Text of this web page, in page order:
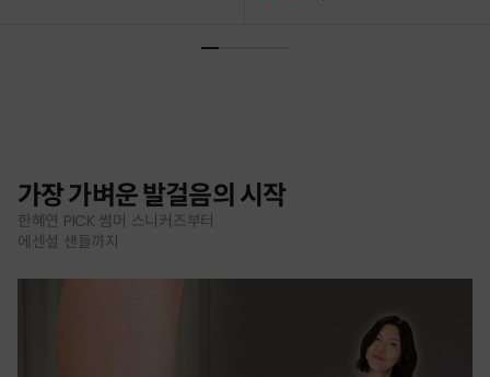
가장 가벼운 발걸음의 시작
한혜연 PICK 썸머 스니커즈부터
에센셜 샌들까지